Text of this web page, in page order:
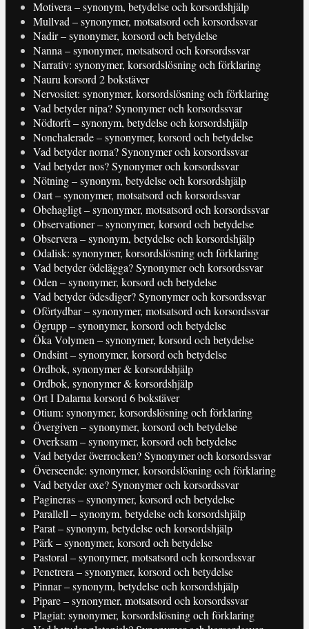
Motivera – synonym, betydelse och korsordshjälp
Mullvad – synonymer, motsatsord och korsordssvar
Nadir – synonymer, korsord och betydelse
Nanna – synonymer, motsatsord och korsordssvar
Narrativ: synonymer, korsordslösning och förklaring
Nauru korsord 2 bokstäver
Nervositet: synonymer, korsordslösning och förklaring
Vad betyder nipa? Synonymer och korsordssvar
Nödtorft – synonym, betydelse och korsordshjälp
Nonchalerade – synonymer, korsord och betydelse
Vad betyder norna? Synonymer och korsordssvar
Vad betyder nos? Synonymer och korsordssvar
Nötning – synonym, betydelse och korsordshjälp
Oart – synonymer, motsatsord och korsordssvar
Obehagligt – synonymer, motsatsord och korsordssvar
Observationer – synonymer, korsord och betydelse
Observera – synonym, betydelse och korsordshjälp
Odalisk: synonymer, korsordslösning och förklaring
Vad betyder ödelägga? Synonymer och korsordssvar
Oden – synonymer, korsord och betydelse
Vad betyder ödesdiger? Synonymer och korsordssvar
Oförtydbar – synonymer, motsatsord och korsordssvar
Ögrupp – synonymer, korsord och betydelse
Öka Volymen – synonymer, korsord och betydelse
Ondsint – synonymer, korsord och betydelse
Ordbok, synonymer & korsordshjälp
Ordbok, synonymer & korsordshjälp
Ort I Dalarna korsord 6 bokstäver
Otium: synonymer, korsordslösning och förklaring
Övergiven – synonymer, korsord och betydelse
Overksam – synonymer, korsord och betydelse
Vad betyder överrocken? Synonymer och korsordssvar
Överseende: synonymer, korsordslösning och förklaring
Vad betyder oxe? Synonymer och korsordssvar
Pagineras – synonymer, korsord och betydelse
Parallell – synonym, betydelse och korsordshjälp
Parat – synonym, betydelse och korsordshjälp
Pärk – synonymer, korsord och betydelse
Pastoral – synonymer, motsatsord och korsordssvar
Penetrera – synonymer, korsord och betydelse
Pinnar – synonym, betydelse och korsordshjälp
Pipare – synonymer, motsatsord och korsordssvar
Plagiat: synonymer, korsordslösning och förklaring